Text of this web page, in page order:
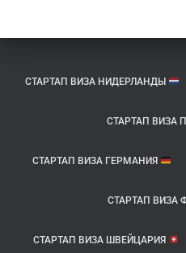
СТАРТАП ВИЗА НИДЕРЛАНДЫ
СТАРТАП ВИЗА
СТАРТАП ВИЗА ГЕРМАНИЯ
СТАРТАП ВИЗА
СТАРТАП ВИЗА ШВЕЙЦАРИЯ